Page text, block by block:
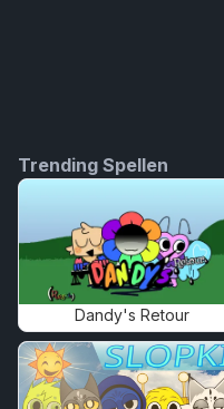
Trending Spellen
Dandy's Retour